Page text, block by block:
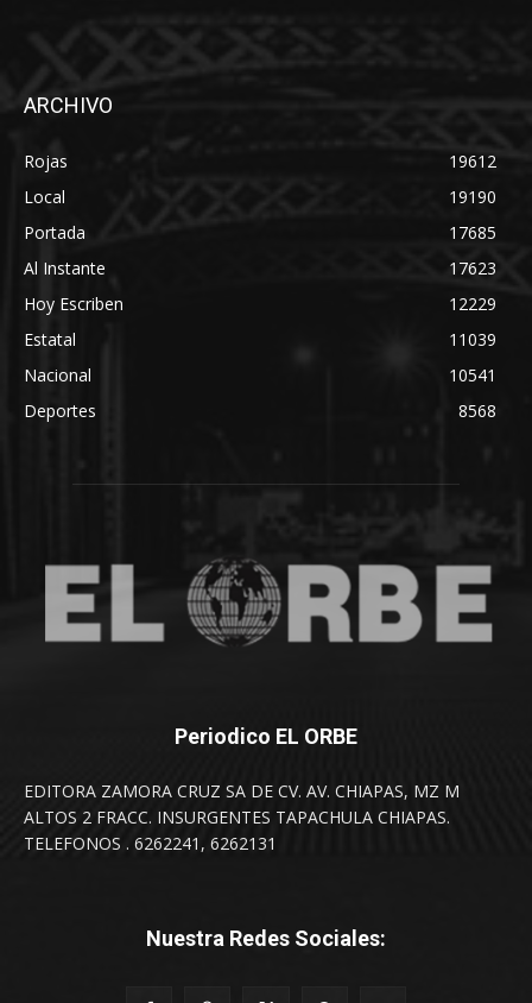
ARCHIVO
Rojas
19612
Local
19190
Portada
17685
Al Instante
17623
Hoy Escriben
12229
Estatal
11039
Nacional
10541
Deportes
8568
Periodico EL ORBE
EDITORA ZAMORA CRUZ SA DE CV. AV. CHIAPAS, MZ M
ALTOS 2 FRACC. INSURGENTES TAPACHULA CHIAPAS.
TELEFONOS . 6262241, 6262131
Nuestra Redes Sociales: